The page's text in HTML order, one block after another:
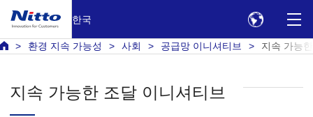
한국
환경 지속 가능성 사회 공급망 이니셔티브 지속 가능
지속 가능한 조달 이니셔티브